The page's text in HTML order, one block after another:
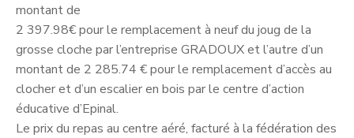
montant de
2 397.98€ pour le remplacement à neuf du joug de la
grosse cloche par l’entreprise GRADOUX et l’autre d’un
montant de 2 285.74 € pour le remplacement d’accès au
clocher et d’un escalier en bois par le centre d’action
éducative d’Epinal.
Le prix du repas au centre aéré, facturé à la fédération des